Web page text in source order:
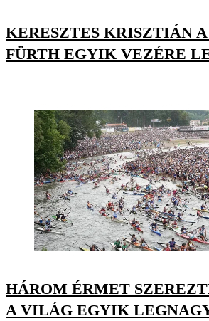
KERESZTES KRISZTIÁN
FÜRTH EGYIK VEZÉRE
HÁROM ÉRMET
A VILÁG EGYIK